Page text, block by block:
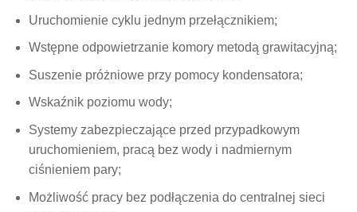
Uruchomienie cyklu jednym przełącznikiem;
Wstępne odpowietrzanie komory metodą grawitacyjną;
Suszenie próżniowe przy pomocy kondensatora;
Wskaźnik poziomu wody;
Systemy zabezpieczające przed przypadkowym
uruchomieniem, pracą bez wody i nadmiernym
ciśnieniem pary;
Możliwość pracy bez podłączenia do centralnej sieci